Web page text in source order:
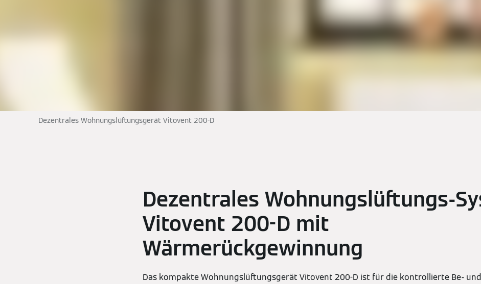
Dezentrales Wohnungslüftungsgerät Vitovent 200-D
Dezentrales Wohnungslüftungs-
Vitovent 200-D mit
Wärmerückgewinnung
Das kompakte Wohnungslüftungsgerät Vitovent 200-D ist für die kontrollierte Be-